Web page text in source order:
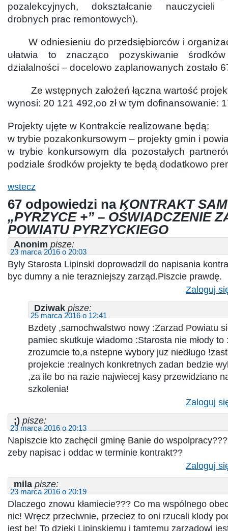
pozalekcyjnych, dokształcanie
drobnych prac remontowych).
W odniesieniu do przedsiębiorców i
ułatwia to znacząco pozyskiwanie
działalności – docelowo zaplanowanych zostało
Ze wstępnych założeń łączna wartość
wynosi: 20 121 492,oo zł w tym dofinansowanie:
Projekty ujęte w Kontrakcie realizowane będą:
w trybie pozakonkursowym – projekty gmin i
w trybie konkursowym dla pozostałych
podziale środków projekty te będą dodatkowo
wstecz
67 odpowiedzi na KONTRAKT
„PYRZYCE +” – OŚWIADCZENIE
POWIATU PYRZYCKIEGO
Anonim pisze:
23 marca 2016 o 20:03
Byly Starosta Lipinski doprowadzil do napisania
byc dumny a nie terazniejszy zarząd.Piszcie prawdę.
Zaloguj
Dziwak pisze:
25 marca 2016 o 12:41
Bzdety ,samochwalstwo nowy :Zarzad Powiatu
pamiec skutkuje wiadomo :Starosta nie młody to
zrozumcie to,a nstepne wybory juz niedługo
projekcie :realnych konkretnych zadan bedzie
,za ile bo na razie najwiecej kasy przewidziano
szkolenia!
Zaloguj
;) pisze:
23 marca 2016 o 20:13
Napiszcie kto zachęcil gminę Banie do
zeby napisac i oddac w terminie kontrakt??
Zaloguj
mila pisze:
23 marca 2016 o 20:19
Dlaczego znowu kłamiecie??? Co ma wspólnego
nic! Wręcz przeciwnie, przeciez to oni rzucali klody
jest be! To dzięki Lipinskiemu i tamtemu zarządowi